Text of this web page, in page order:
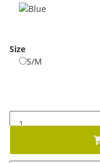
Size
S/M